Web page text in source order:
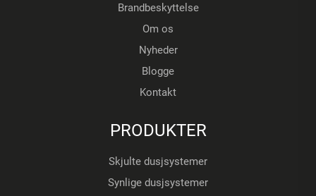
Brandbeskyttelse
Om os
Nyheder
Blogge
Kontakt
PRODUKTER
Skjulte dusjsystemer
Synlige dusjsystemer